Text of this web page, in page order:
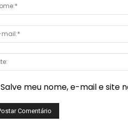
Salve meu nome, e-mail e site